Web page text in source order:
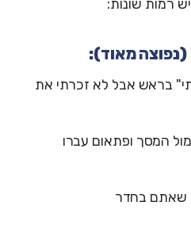
רמות שונות:
מאוד):
בראש אבל לא זכרתי את
המסך ופתאום עברו
שאתם בחדר